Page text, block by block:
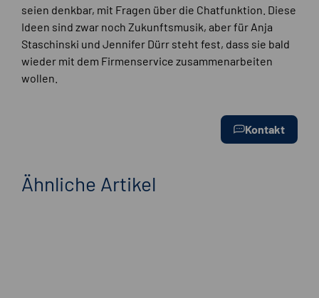
seien denkbar, mit Fragen über die Chatfunktion. Diese
Ideen sind zwar noch Zukunftsmusik, aber für Anja
Staschinski und Jennifer Dürr steht fest, dass sie bald
wieder mit dem Firmenservice zusammenarbeiten
wollen.
Kontakt
Ähnliche Artikel